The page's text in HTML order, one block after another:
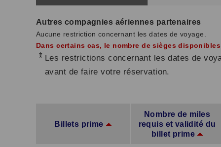
Autres compagnies aériennes partenaires
Aucune restriction concernant les dates de voyage.
Dans certains cas, le nombre de sièges
* Les restrictions concernant les dates de
avant de faire votre réservation.
Billets prime
Nombre de miles
requis et validité du
billet prime